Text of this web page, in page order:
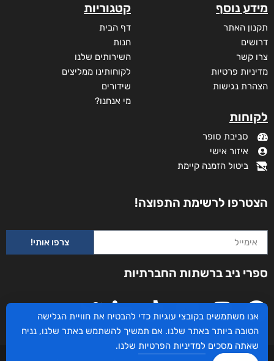
בין דוד לאידיוט
₪35
–
₪53
דיגיטלי
₪35
מידע נוסף
תקנון האתר
דרושים
צרו קשר
מדיניות פרטיות
הצהרת נגישות
לקוחות
סביבת סופר
איזור אישי
ביטול הזמנה קיימת
קטגוריות
דף הבית
חנות
השירותים שלנו
לקוחותינו ממליצים
שידורים
מי אנחנו?
הצטרפו לרשימת התפוצה!
צרפו אותי!
ספרי ניב ברשתות החברתיות
אנו משתמשים בקובצי עוגיות כדי להבטיח את חוויית הגלישה
הטובה ביותר באתר שלנו. אם תמשיך להשתמש באתר שלנו, נניח
שאתה מסכים למדיניות הפרטיות שלנו.